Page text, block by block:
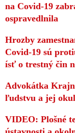
na Covid-19
ospravedlnila
Hrozby
Covid-19 sú
ísť o trestný čin
Advokátka
ľudstvu a jej
VIDEO: Plošné